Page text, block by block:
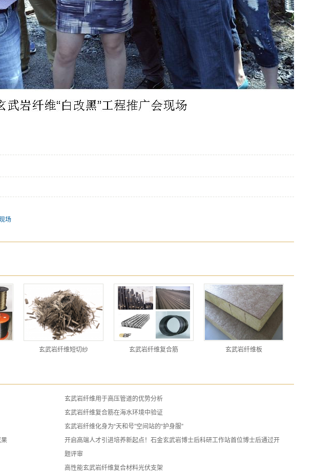
场
玄武岩纤维短切纱 玄武岩纤维复合筋 玄武岩纤维板
玄武岩纤维用于高压管道的优势分析
玄武岩纤维复合筋在海水环境中验证
玄武岩纤维化身为“天和号”空间站的“护身服”
开启高端人才引进培养新起点！石金玄武岩博士后科研工作站首位博士后通过开
题评审
高性能玄武岩纤维复合材料光伏支架